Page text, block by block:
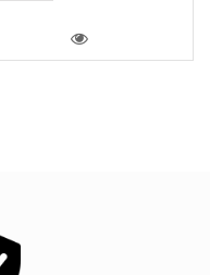
VISTA